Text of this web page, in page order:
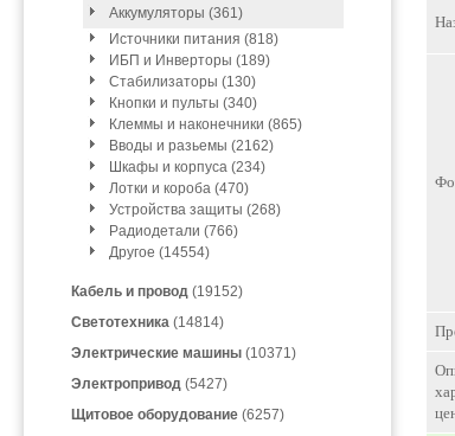
Аккумуляторы (361)
Источники питания (818)
ИБП и Инверторы (189)
Стабилизаторы (130)
Кнопки и пульты (340)
Клеммы и наконечники (865)
Вводы и разьемы (2162)
Шкафы и корпуса (234)
Лотки и короба (470)
Устройства защиты (268)
Радиодетали (766)
Другое (14554)
Кабель и провод (19152)
Светотехника (14814)
Электрические машины (10371)
Электропривод (5427)
Щитовое оборудование (6257)